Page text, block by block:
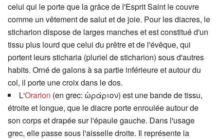
celui qui le porte que la grâce de l'Esprit Saint le couvre
comme un vêtement de salut et de joie. Pour les diacres, le
sticharion dispose de larges manches et est constitué d'un
tissu plus lourd que celui du prêtre et de l'évêque, qui
portent leurs sticharia (pluriel de sticharion) sous d'autres
habits. Orné de galons à sa partie inférieure et autour du
col, il porte une croix dans le dos.
L'Orarion (en grec: ὠράριον) est une bande de tissu,
étroite et longue, que le diacre porte enroulée autour de
son corps et drapée sur l'épaule gauche. Dans l'usage
grec, elle passe sous l'aisselle droite. Il représente la